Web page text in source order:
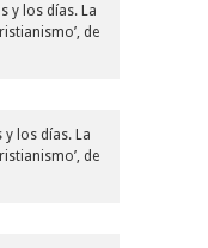
y los días. La
de
y los días. La
de